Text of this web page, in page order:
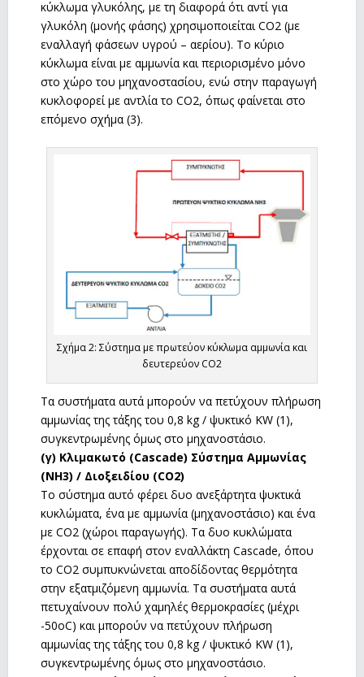
κύκλωμα γλυκόλης, με τη διαφορά ότι αντί για
γλυκόλη (μονής φάσης) χρησιμοποιείται CO2 (με
εναλλαγή φάσεων υγρού – αερίου). Το κύριο
κύκλωμα είναι με αμμωνία και περιορισμένο μόνο
στο χώρο του μηχανοστασίου, ενώ στην παραγωγή
κυκλοφορεί με αντλία το CO2, όπως φαίνεται στο
επόμενο σχήμα (3).
Σχήμα 2: Σύστημα με πρωτεύον κύκλωμα αμμωνία και
δευτερεύον CO2
Τα συστήματα αυτά μπορούν να πετύχουν πλήρωση
αμμωνίας της τάξης του 0,8 kg / ψυκτικό KW (1),
συγκεντρωμένης όμως στο μηχανοστάσιο.
(γ) Κλιμακωτό (Cascade) Σύστημα Αμμωνίας
(NH3) / Διοξειδίου (CO2)
Το σύστημα αυτό φέρει δυο ανεξάρτητα ψυκτικά
κυκλώματα, ένα με αμμωνία (μηχανοστάσιο) και ένα
με CO2 (χώροι παραγωγής). Τα δυο κυκλώματα
έρχονται σε επαφή στον εναλλάκτη Cascade, όπου
το CO2 συμπυκνώνεται αποδίδοντας θερμότητα
στην εξατμιζόμενη αμμωνία. Τα συστήματα αυτά
πετυχαίνουν πολύ χαμηλές θερμοκρασίες (μέχρι
-50οC) και μπορούν να πετύχουν πλήρωση
αμμωνίας της τάξης του 0,8 kg / ψυκτικό KW (1),
συγκεντρωμένης όμως στο μηχανοστάσιο.